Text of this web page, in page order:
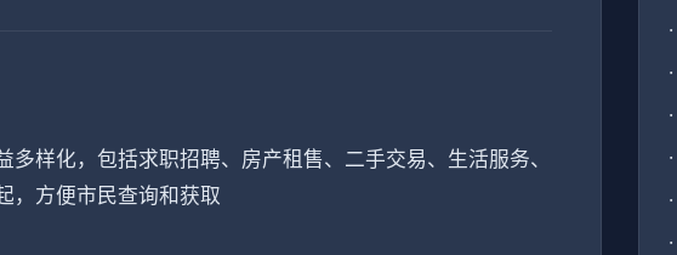
样化，包括求职招聘、房产租售、二手交易、生活服务、
，方便市民查询和获取
·
·
·
·
·
·